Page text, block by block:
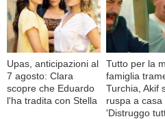
Upas, anticipazioni al
7 agosto: Clara
scopre che Eduardo
l'ha tradita con Stella
Tutto per la
famiglia
Turchia, Akif
ruspa a casa
'Distruggo